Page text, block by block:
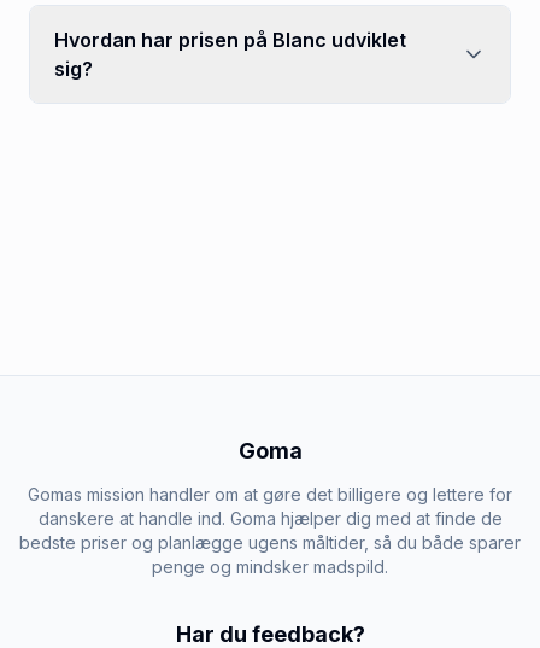
Hvordan har prisen på Blanc udviklet
sig?
Goma
Gomas mission handler om at gøre det billigere og lettere for
danskere at handle ind. Goma hjælper dig med at finde de
bedste priser og planlægge ugens måltider, så du både sparer
penge og mindsker madspild.
Har du feedback?